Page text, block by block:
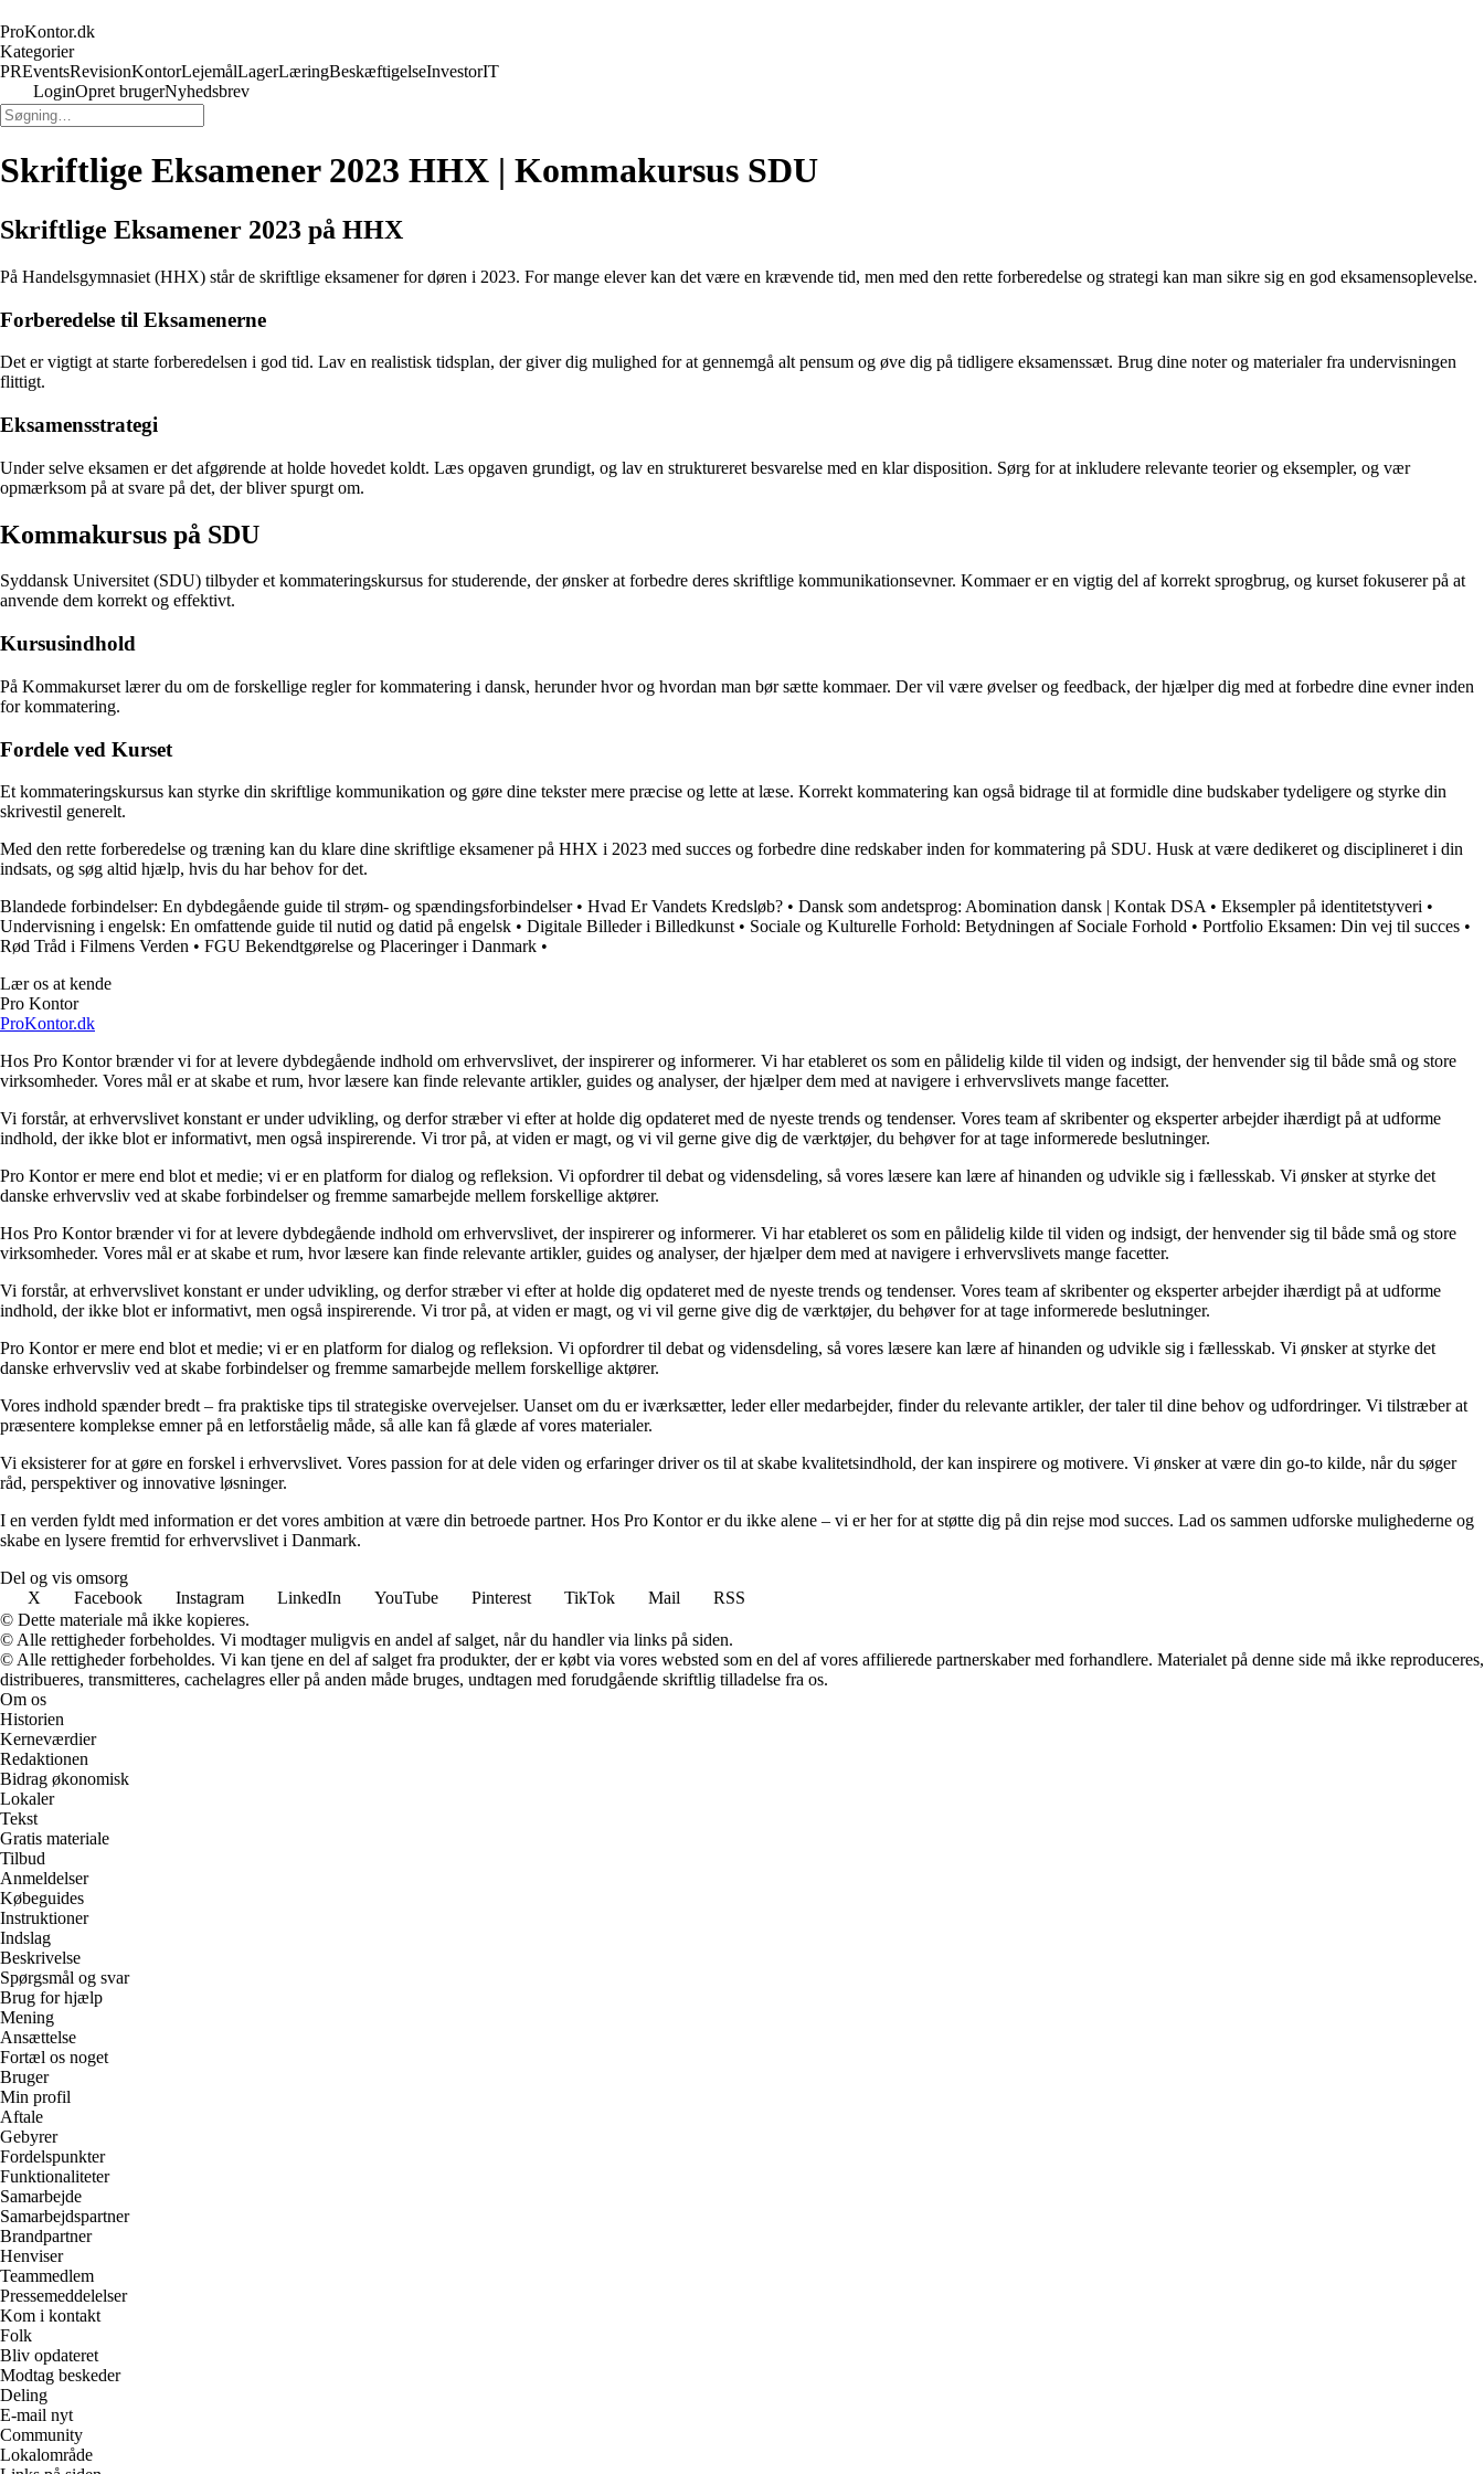
ProKontor.dk
Kategorier
PREventsRevisionKontorLejemålLagerLæringBeskæftigelseInvestorIT
LoginOpret brugerNyhedsbrev
Skriftlige Eksamener 2023 HHX | Kommakursus SDU
Skriftlige Eksamener 2023 på HHX
På Handelsgymnasiet (HHX) står de skriftlige eksamener for døren i 2023. For mange elever kan det være en krævende tid, men med den rette forberedelse og strategi kan man sikre sig en god eksamensoplevelse.
Forberedelse til Eksamenerne
Det er vigtigt at starte forberedelsen i god tid. Lav en realistisk tidsplan, der giver dig mulighed for at gennemgå alt pensum og øve dig på tidligere eksamenssæt. Brug dine noter og materialer fra undervisningen
flittigt.
Eksamensstrategi
Under selve eksamen er det afgørende at holde hovedet koldt. Læs opgaven grundigt, og lav en struktureret besvarelse med en klar disposition. Sørg for at inkludere relevante teorier og eksempler, og vær
opmærksom på at svare på det, der bliver spurgt om.
Kommakursus på SDU
Syddansk Universitet (SDU) tilbyder et kommateringskursus for studerende, der ønsker at forbedre deres skriftlige kommunikationsevner. Kommaer er en vigtig del af korrekt sprogbrug, og kurset fokuserer på at
anvende dem korrekt og effektivt.
Kursusindhold
På Kommakurset lærer du om de forskellige regler for kommatering i dansk, herunder hvor og hvordan man bør sætte kommaer. Der vil være øvelser og feedback, der hjælper dig med at forbedre dine evner inden
for kommatering.
Fordele ved Kurset
Et kommateringskursus kan styrke din skriftlige kommunikation og gøre dine tekster mere præcise og lette at læse. Korrekt kommatering kan også bidrage til at formidle dine budskaber tydeligere og styrke din
skrivestil generelt.
Med den rette forberedelse og træning kan du klare dine skriftlige eksamener på HHX i 2023 med succes og forbedre dine redskaber inden for kommatering på SDU. Husk at være dedikeret og disciplineret i din
indsats, og søg altid hjælp, hvis du har behov for det.
Blandede forbindelser: En dybdegående guide til strøm- og spændingsforbindelser• Hvad Er Vandets Kredsløb? • Dansk som andetsprog: Abomination dansk | Kontak DSA • Eksempler på identitetstyveri •
Undervisning i engelsk: En omfattende guide til nutid og datid på engelsk • Digitale Billeder i Billedkunst • Sociale og Kulturelle Forhold: Betydningen af Sociale Forhold • Portfolio Eksamen: Din vej til succes •
Rød Tråd i Filmens Verden • FGU Bekendtgørelse og Placeringer i Danmark •
Lær os at kende
Pro Kontor
ProKontor.dk
Hos Pro Kontor brænder vi for at levere dybdegående indhold om erhvervslivet, der inspirerer og informerer. Vi har etableret os som en pålidelig kilde til viden og indsigt, der henvender sig til både små og store
virksomheder. Vores mål er at skabe et rum, hvor læsere kan finde relevante artikler, guides og analyser, der hjælper dem med at navigere i erhvervslivets mange facetter.
Vi forstår, at erhvervslivet konstant er under udvikling, og derfor stræber vi efter at holde dig opdateret med de nyeste trends og tendenser. Vores team af skribenter og eksperter arbejder ihærdigt på at udforme
indhold, der ikke blot er informativt, men også inspirerende. Vi tror på, at viden er magt, og vi vil gerne give dig de værktøjer, du behøver for at tage informerede beslutninger.
Pro Kontor er mere end blot et medie; vi er en platform for dialog og refleksion. Vi opfordrer til debat og vidensdeling, så vores læsere kan lære af hinanden og udvikle sig i fællesskab. Vi ønsker at styrke det
danske erhvervsliv ved at skabe forbindelser og fremme samarbejde mellem forskellige aktører.
Hos Pro Kontor brænder vi for at levere dybdegående indhold om erhvervslivet, der inspirerer og informerer. Vi har etableret os som en pålidelig kilde til viden og indsigt, der henvender sig til både små og store
virksomheder. Vores mål er at skabe et rum, hvor læsere kan finde relevante artikler, guides og analyser, der hjælper dem med at navigere i erhvervslivets mange facetter.
Vi forstår, at erhvervslivet konstant er under udvikling, og derfor stræber vi efter at holde dig opdateret med de nyeste trends og tendenser. Vores team af skribenter og eksperter arbejder ihærdigt på at udforme
indhold, der ikke blot er informativt, men også inspirerende. Vi tror på, at viden er magt, og vi vil gerne give dig de værktøjer, du behøver for at tage informerede beslutninger.
Pro Kontor er mere end blot et medie; vi er en platform for dialog og refleksion. Vi opfordrer til debat og vidensdeling, så vores læsere kan lære af hinanden og udvikle sig i fællesskab. Vi ønsker at styrke det
danske erhvervsliv ved at skabe forbindelser og fremme samarbejde mellem forskellige aktører.
Vores indhold spænder bredt – fra praktiske tips til strategiske overvejelser. Uanset om du er iværksætter, leder eller medarbejder, finder du relevante artikler, der taler til dine behov og udfordringer. Vi tilstræber at
præsentere komplekse emner på en letforståelig måde, så alle kan få glæde af vores materialer.
Vi eksisterer for at gøre en forskel i erhvervslivet. Vores passion for at dele viden og erfaringer driver os til at skabe kvalitetsindhold, der kan inspirere og motivere. Vi ønsker at være din go-to kilde, når du søger
råd, perspektiver og innovative løsninger.
I en verden fyldt med information er det vores ambition at være din betroede partner. Hos Pro Kontor er du ikke alene – vi er her for at støtte dig på din rejse mod succes. Lad os sammen udforske mulighederne og
skabe en lysere fremtid for erhvervslivet i Danmark.
Del og vis omsorg
X
Facebook Instagram LinkedIn YouTube Pinterest TikTok Mail
RSS
© Dette materiale må ikke kopieres.
© Alle rettigheder forbeholdes. Vi modtager muligvis en andel af salget, når du handler via links på siden.
© Alle rettigheder forbeholdes. Vi kan tjene en del af salget fra produkter, der er købt via vores websted som en del af vores affilierede partnerskaber med forhandlere. Materialet på denne side må ikke reproduceres,
distribueres, transmitteres, cachelagres eller på anden måde bruges, undtagen med forudgående skriftlig tilladelse fra os.
Om os
Historien
Kerneværdier
Redaktionen
Bidrag økonomisk
Lokaler
Tekst
Gratis materiale
Tilbud
Anmeldelser
Købeguides
Instruktioner
Indslag
Beskrivelse
Spørgsmål og svar
Brug for hjælp
Mening
Ansættelse
Fortæl os noget
Bruger
Min profil
Aftale
Gebyrer
Fordelspunkter
Funktionaliteter
Samarbejde
Samarbejdspartner
Brandpartner
Henviser
Teammedlem
Pressemeddelelser
Kom i kontakt
Folk
Bliv opdateret
Modtag beskeder
Deling
E-mail nyt
Community
Lokalområde